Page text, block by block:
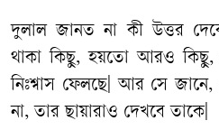
দুলাল জানত না কী উত্তর
থাকা কিছু, হয়তো আরও কিছু,
নিঃশ্বাস ফেলছে| আর সে
না, তার ছায়ারাও দেখবে তাকে|